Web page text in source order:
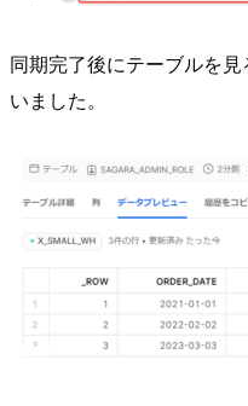
同期完了後にテーブルを
いました。